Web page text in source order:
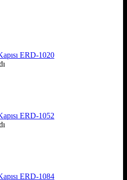
ERD-1020
ERD-1052
ERD-1084